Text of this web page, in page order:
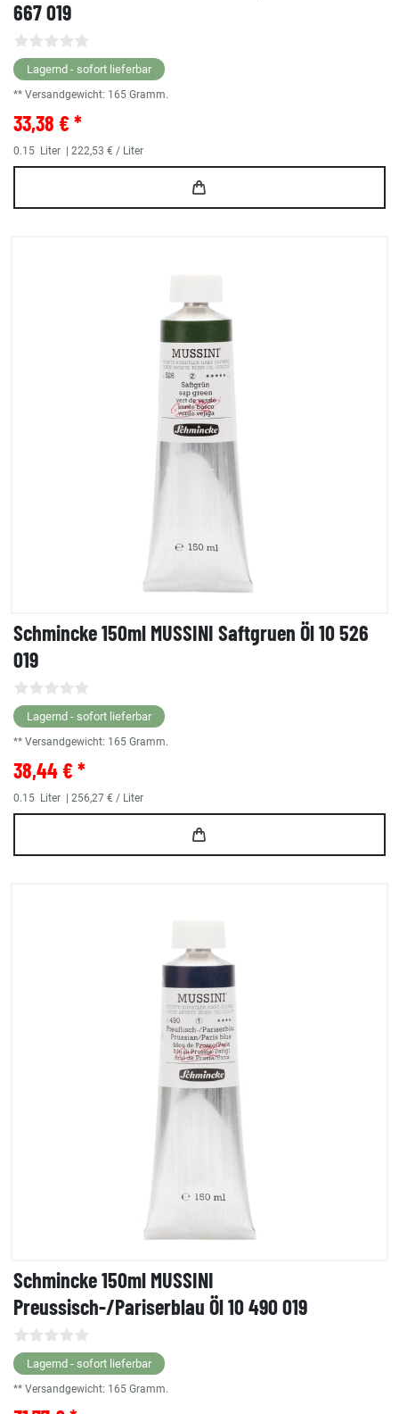
667 019
Lagernd - sofort lieferbar
** Versandgewicht: 165 Gramm.
33,38 € *
0.15 Liter | 222,53 € / Liter
Schmincke 150ml MUSSINI Saftgruen Öl 10 526
019
Lagernd - sofort lieferbar
** Versandgewicht: 165 Gramm.
38,44 € *
0.15 Liter | 256,27 € / Liter
Schmincke 150ml MUSSINI
Preussisch-/Pariserblau Öl 10 490 019
Lagernd - sofort lieferbar
** Versandgewicht: 165 Gramm.